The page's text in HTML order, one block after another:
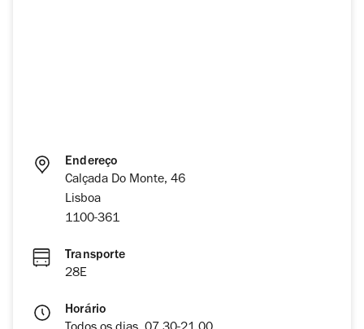
Endereço
Calçada Do Monte, 46
Lisboa
1100-361
Transporte
28E
Horário